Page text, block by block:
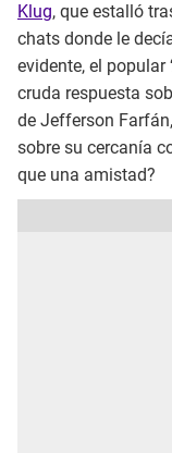
Klug, que estalló
chats donde le
evidente, el popular
cruda respuesta
de Jefferson
sobre su cercanía
que una amistad?